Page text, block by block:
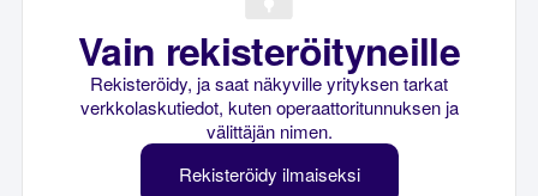
Vain rekisteröityneille
Rekisteröidy, ja saat näkyville yrityksen tarkat
verkkolaskutiedot, kuten operaattoritunnuksen ja
välittäjän nimen.
Rekisteröidy ilmaiseksi